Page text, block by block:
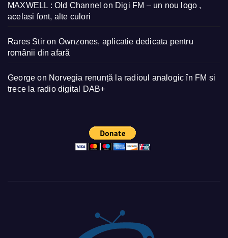
MAXWELL : Old Channel on Digi FM – un nou logo ,
acelasi font, alte culori
Rares Stir on Ownzones, aplicatie dedicata pentru
românii din afară
George on Norvegia renunță la radioul analogic în FM si
trece la radio digital DAB+